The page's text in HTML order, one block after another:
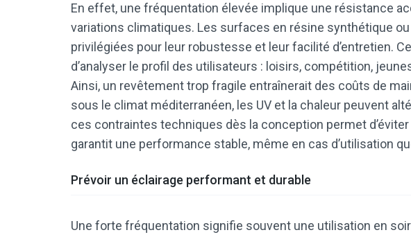
En effet, une fréquentation élevée implique une résistance
variations climatiques. Les surfaces en résine synthétique
privilégiées pour leur robustesse et leur facilité d’entretien.
d’analyser le profil des utilisateurs : loisirs, compétition,
Ainsi, un revêtement trop fragile entraînerait des coûts de
sous le climat méditerranéen, les UV et la chaleur peuvent
ces contraintes techniques dès la conception permet
garantit une performance stable, même en cas d’utilisation
Prévoir un éclairage performant et durable
Une forte fréquentation signifie souvent une utilisation en